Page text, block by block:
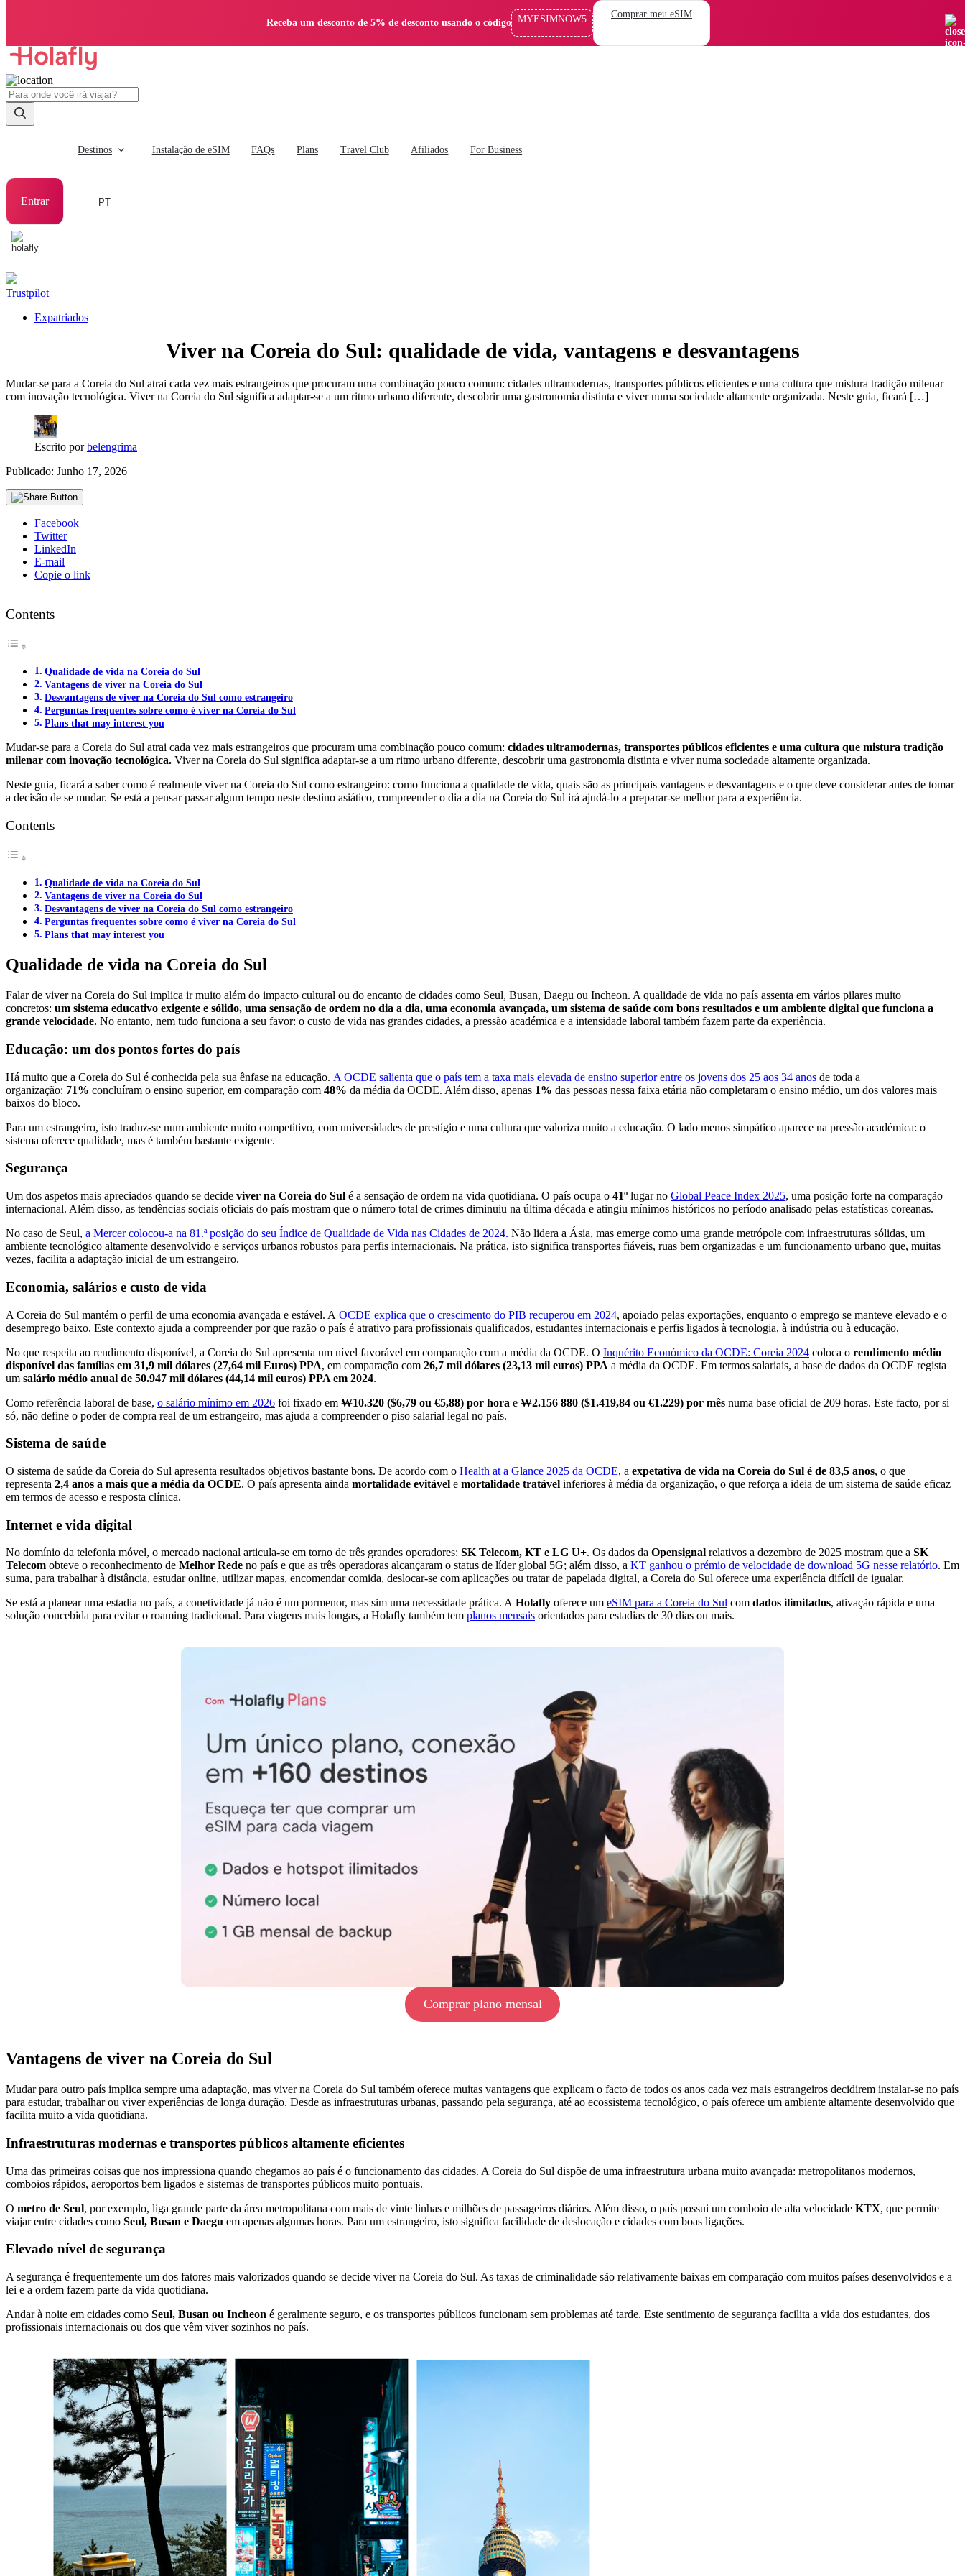
Receba um desconto de 5% de desconto usando o código MYESIMNOW5 Comprar meu eSIM
Destinos Instalação de eSIM FAQs Plans Travel Club Afiliados For Business
Entrar PT
Trustpilot
Expatriados
Viver na Coreia do Sul: qualidade de vida, vantagens e desvantagens
Mudar-se para a Coreia do Sul atrai cada vez mais estrangeiros que procuram uma combinação pouco comum: cidades ultramodernas, transportes públicos eficientes e uma cultura que mistura tradição milenar
com inovação tecnológica. Viver na Coreia do Sul significa adaptar-se a um ritmo urbano diferente, descobrir uma gastronomia distinta e viver numa sociedade altamente organizada. Neste guia, ficará […]
Escrito porbelengrima
Publicado: Junho 17, 2026
Facebook
Twitter
LinkedIn
E-mail
Copie o link
Contents
Qualidade de vida na Coreia do Sul
Vantagens de viver na Coreia do Sul
Desvantagens de viver na Coreia do Sul como estrangeiro
Perguntas frequentes sobre como é viver na Coreia do Sul
Plans that may interest you
Mudar-se para a Coreia do Sul atrai cada vez mais estrangeiros que procuram uma combinação pouco comum: cidades ultramodernas, transportes públicos eficientes e uma cultura que mistura tradição
milenar com inovação tecnológica. Viver na Coreia do Sul significa adaptar-se a um ritmo urbano diferente, descobrir uma gastronomia distinta e viver numa sociedade altamente organizada.
Neste guia, ficará a saber como é realmente viver na Coreia do Sul como estrangeiro: como funciona a qualidade de vida, quais são as principais vantagens e desvantagens e o que deve considerar antes de tomar
a decisão de se mudar. Se está a pensar passar algum tempo neste destino asiático, compreender o dia a dia na Coreia do Sul irá ajudá-lo a preparar-se melhor para a experiência.
Contents
Qualidade de vida na Coreia do Sul
Vantagens de viver na Coreia do Sul
Desvantagens de viver na Coreia do Sul como estrangeiro
Perguntas frequentes sobre como é viver na Coreia do Sul
Plans that may interest you
Qualidade de vida na Coreia do Sul
Falar de viver na Coreia do Sul implica ir muito além do impacto cultural ou do encanto de cidades como Seul, Busan, Daegu ou Incheon. A qualidade de vida no país assenta em vários pilares muito
concretos: um sistema educativo exigente e sólido, uma sensação de ordem no dia a dia, uma economia avançada, um sistema de saúde com bons resultados e um ambiente digital que funciona a
grande velocidade. No entanto, nem tudo funciona a seu favor: o custo de vida nas grandes cidades, a pressão académica e a intensidade laboral também fazem parte da experiência.
Educação: um dos pontos fortes do país
Há muito que a Coreia do Sul é conhecida pela sua ênfase na educação. A OCDE salienta que o país tem a taxa mais elevada de ensino superior entre os jovens dos 25 aos 34 anos de toda a
organização: 71% concluíram o ensino superior, em comparação com 48% da média da OCDE. Além disso, apenas 1% das pessoas nessa faixa etária não completaram o ensino médio, um dos valores mais
baixos do bloco.
Para um estrangeiro, isto traduz-se num ambiente muito competitivo, com universidades de prestígio e uma cultura que valoriza muito a educação. O lado menos simpático aparece na pressão académica: o
sistema oferece qualidade, mas é também bastante exigente.
Segurança
Um dos aspetos mais apreciados quando se decide viver na Coreia do Sul é a sensação de ordem na vida quotidiana. O país ocupa o 41º lugar no Global Peace Index 2025, uma posição forte na comparação
internacional. Além disso, as tendências sociais oficiais do país mostram que o número total de crimes diminuiu na última década e atingiu mínimos históricos no período analisado pelas estatísticas coreanas.
No caso de Seul, a Mercer colocou-a na 81.ª posição do seu Índice de Qualidade de Vida nas Cidades de 2024. Não lidera a Ásia, mas emerge como uma grande metrópole com infraestruturas sólidas, um
ambiente tecnológico altamente desenvolvido e serviços urbanos robustos para perfis internacionais. Na prática, isto significa transportes fiáveis, ruas bem organizadas e um funcionamento urbano que, muitas
vezes, facilita a adaptação inicial de um estrangeiro.
Economia, salários e custo de vida
A Coreia do Sul mantém o perfil de uma economia avançada e estável. A OCDE explica que o crescimento do PIB recuperou em 2024, apoiado pelas exportações, enquanto o emprego se manteve elevado e o
desemprego baixo. Este contexto ajuda a compreender por que razão o país é atrativo para profissionais qualificados, estudantes internacionais e perfis ligados à tecnologia, à indústria ou à educação.
No que respeita ao rendimento disponível, a Coreia do Sul apresenta um nível favorável em comparação com a média da OCDE. O Inquérito Económico da OCDE: Coreia 2024 coloca o rendimento médio
disponível das famílias em 31,9 mil dólares (27,64 mil Euros) PPA, em comparação com 26,7 mil dólares (23,13 mil euros) PPA a média da OCDE. Em termos salariais, a base de dados da OCDE regista
um salário médio anual de 50.947 mil dólares (44,14 mil euros) PPA em 2024.
Como referência laboral de base, o salário mínimo em 2026 foi fixado em ₩10.320 ($6,79 ou €5,88) por hora e ₩2.156 880 ($1.419,84 ou €1.229) por mês numa base oficial de 209 horas. Este facto, por si
só, não define o poder de compra real de um estrangeiro, mas ajuda a compreender o piso salarial legal no país.
Sistema de saúde
O sistema de saúde da Coreia do Sul apresenta resultados objetivos bastante bons. De acordo com o Health at a Glance 2025 da OCDE, a expetativa de vida na Coreia do Sul é de 83,5 anos, o que
representa 2,4 anos a mais que a média da OCDE. O país apresenta ainda mortalidade evitável e mortalidade tratável inferiores à média da organização, o que reforça a ideia de um sistema de saúde eficaz
em termos de acesso e resposta clínica.
Internet e vida digital
No domínio da telefonia móvel, o mercado nacional articula-se em torno de três grandes operadores: SK Telecom, KT e LG U+. Os dados da Opensignal relativos a dezembro de 2025 mostram que a SK
Telecom obteve o reconhecimento de Melhor Rede no país e que as três operadoras alcançaram o status de líder global 5G; além disso, a KT ganhou o prémio de velocidade de download 5G nesse relatório. Em
suma, para trabalhar à distância, estudar online, utilizar mapas, encomendar comida, deslocar-se com aplicações ou tratar de papelada digital, a Coreia do Sul oferece uma experiência difícil de igualar.
Se está a planear uma estadia no país, a conetividade já não é um pormenor, mas sim uma necessidade prática. A Holafly oferece um eSIM para a Coreia do Sul com dados ilimitados, ativação rápida e uma
solução concebida para evitar o roaming tradicional. Para viagens mais longas, a Holafly também tem planos mensais orientados para estadias de 30 dias ou mais.
Comprar plano mensal
Vantagens de viver na Coreia do Sul
Mudar para outro país implica sempre uma adaptação, mas viver na Coreia do Sul também oferece muitas vantagens que explicam o facto de todos os anos cada vez mais estrangeiros decidirem instalar-se no país
para estudar, trabalhar ou viver experiências de longa duração. Desde as infraestruturas urbanas, passando pela segurança, até ao ecossistema tecnológico, o país oferece um ambiente altamente desenvolvido que
facilita muito a vida quotidiana.
Infraestruturas modernas e transportes públicos altamente eficientes
Uma das primeiras coisas que nos impressiona quando chegamos ao país é o funcionamento das cidades. A Coreia do Sul dispõe de uma infraestrutura urbana muito avançada: metropolitanos modernos,
comboios rápidos, aeroportos bem ligados e sistemas de transportes públicos muito pontuais.
O metro de Seul, por exemplo, liga grande parte da área metropolitana com mais de vinte linhas e milhões de passageiros diários. Além disso, o país possui um comboio de alta velocidade KTX, que permite
viajar entre cidades como Seul, Busan e Daegu em apenas algumas horas. Para um estrangeiro, isto significa facilidade de deslocação e cidades com boas ligações.
Elevado nível de segurança
A segurança é frequentemente um dos fatores mais valorizados quando se decide viver na Coreia do Sul. As taxas de criminalidade são relativamente baixas em comparação com muitos países desenvolvidos e a
lei e a ordem fazem parte da vida quotidiana.
Andar à noite em cidades como Seul, Busan ou Incheon é geralmente seguro, e os transportes públicos funcionam sem problemas até tarde. Este sentimento de segurança facilita a vida dos estudantes, dos
profissionais internacionais ou dos que vêm viver sozinhos no país.